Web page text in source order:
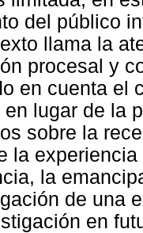
del público
llama la
procesal y
en cuenta el
lugar de la
sobre la
la
la
de una
en